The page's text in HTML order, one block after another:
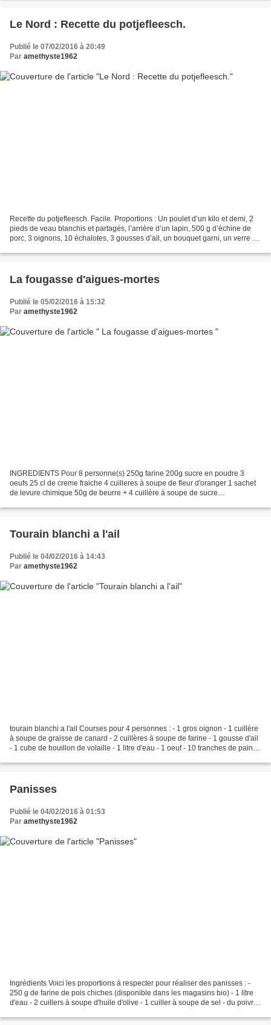
Le Nord : Recette du potjefleesch.
Publié le 07/02/2016 à 20:49
Par amethyste1962
Recette du potjefleesch. Facile. Proportions : Un poulet d’un kilo et demi, 2
pieds de veau blanchis et partagés, l’arrière d’un lapin, 500 g d’échine de
porc, 3 oignons, 10 échalotes, 3 gousses d’ail, un bouquet garni, un verre de
La fougasse d'aigues-mortes
Publié le 05/02/2016 à 15:32
Par amethyste1962
INGREDIENTS Pour 8 personne(s) 250g farine 200g sucre en poudre 3
oeufs 25 cl de creme fraiche 4 cuilleres à soupe de fleur d'oranger 1 sachet
de levure chimique 50g de beurre + 4 cuillère à soupe de sucre
Tourain blanchi a l'ail
Publié le 04/02/2016 à 14:43
Par amethyste1962
tourain blanchi a l'ail Courses pour 4 personnes : - 1 gros oignon - 1 cuillère
à soupe de graisse de canard - 2 cuillères à soupe de farine - 1 gousse d'ail
- 1 cube de bouillon de volaille - 1 litre d'eau - 1 oeuf - 10 tranches de pain
Panisses
Publié le 04/02/2016 à 01:53
Par amethyste1962
Ingrédients Voici les proportions à respecter pour réaliser des panisses : -
250 g de farine de pois chiches (disponible dans les magasins bio) - 1 litre
d'eau - 2 cuillers à soupe d'huile d'olive - 1 cuiller à soupe de sel - du poivre